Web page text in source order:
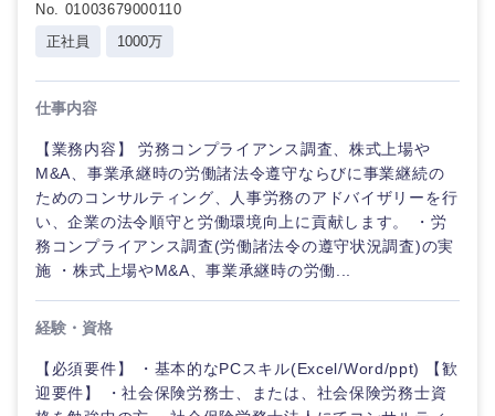
東海地方
No. 01003679000110
正社員
1000万
仕事内容
【業務内容】 労務コンプライアンス調査、株式上場や
M&A、事業承継時の労働諸法令遵守ならびに事業継続の
ためのコンサルティング、人事労務のアドバイザリーを行
い、企業の法令順守と労働環境向上に貢献します。 ・労
務コンプライアンス調査(労働諸法令の遵守状況調査)の実
施 ・株式上場やM&A、事業承継時の労働...
経験・資格
【必須要件】 ・基本的なPCスキル(Excel/Word/ppt) 【歓
迎要件】 ・社会保険労務士、または、社会保険労務士資